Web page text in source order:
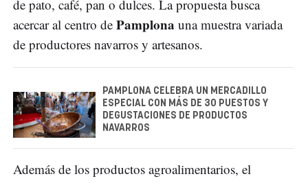
de pato, café, pan o dulces. La propuesta busca
acercar al centro de Pamplona una muestra variada
de productores navarros y artesanos.
PAMPLONA CELEBRA UN MERCADILLO
ESPECIAL CON MÁS DE 30 PUESTOS Y
DEGUSTACIONES DE PRODUCTOS
NAVARROS
Además de los productos agroalimentarios, el